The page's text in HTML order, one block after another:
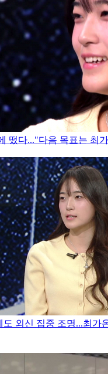
떴다..."다음 목표는 최
도 외신 집중 조명...최가